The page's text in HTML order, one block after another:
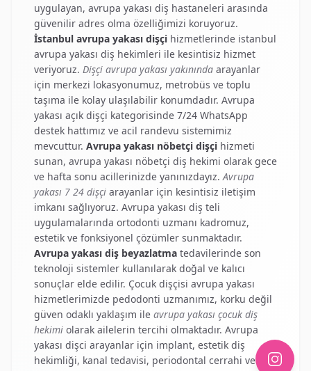
uygulayan, avrupa yakası diş hastaneleri arasında
güvenilir adres olma özelliğimizi koruyoruz.
İstanbul avrupa yakası dişçi hizmetlerinde istanbul
avrupa yakası diş hekimleri ile kesintisiz hizmet
veriyoruz. Dişçi avrupa yakası yakınında arayanlar
için merkezi lokasyonumuz, metrobüs ve toplu
taşıma ile kolay ulaşılabilir konumdadır. Avrupa
yakası açık dişçi kategorisinde 7/24 WhatsApp
destek hattımız ve acil randevu sistemimiz
mevcuttur. Avrupa yakası nöbetçi dişçi hizmeti
sunan, avrupa yakası nöbetçi diş hekimi olarak gece
ve hafta sonu acillerinizde yanınızdayız.Avrupa
yakası 7 24 dişçi arayanlar için kesintisiz iletişim
imkanı sağlıyoruz. Avrupa yakası diş teli
uygulamalarında ortodonti uzmanı kadromuz,
estetik ve fonksiyonel çözümler sunmaktadır.
Avrupa yakası diş beyazlatma tedavilerinde son
teknoloji sistemler kullanılarak doğal ve kalıcı
sonuçlar elde edilir. Çocuk dişçisi avrupa yakası
hizmetlerimizde pedodonti uzmanımız, korku değil
güven odaklı yaklaşım ile avrupa yakası çocuk diş
hekimi olarak ailelerin tercihi olmaktadır. Avrupa
yakası dişci arayanlar için implant, estetik diş
hekimliği, kanal tedavisi, periodontal cerrahi ve tüm